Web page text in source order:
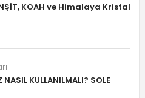
KOAH ve Himalaya Kristal
NASIL KULLANILMALI? SOLE